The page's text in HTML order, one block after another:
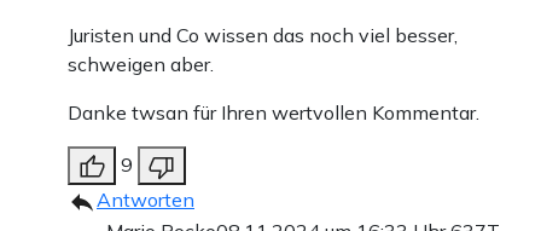
Juristen und Co wissen das noch viel besser,
schweigen aber.
Danke twsan für Ihren wertvollen Kommentar.
9
Antworten